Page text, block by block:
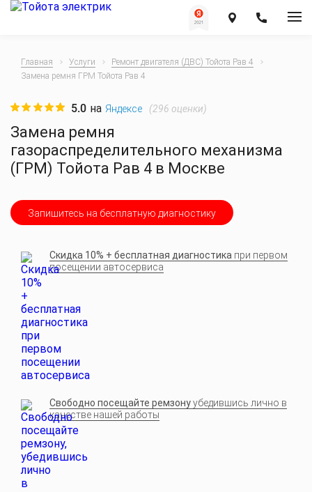
Главная Услуги
Ремонт двигателя (ДВС) Тойота Рав 4
Замена ремня ГРМ Тойота Рав 4
Замена ремня
газораспределительного механизма
(ГРМ) Тойота Рав 4 в Москве
5.0 на Яндексе (296 оценки)
Запишитесь на бесплатную диагностику
Скидка 10% + бесплатная диагностика при первом
посещении автосервиса
Свободно посещайте ремзонуубедившись лично в
качестве нашей работы